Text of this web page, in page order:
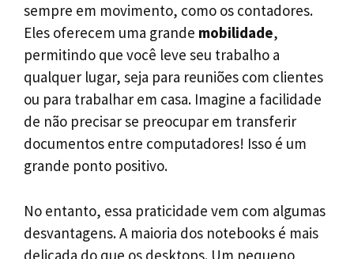
sempre em movimento, como os contadores.
Eles oferecem uma grande mobilidade,
permitindo que você leve seu trabalho a
qualquer lugar, seja para reuniões com clientes
ou para trabalhar em casa. Imagine a facilidade
de não precisar se preocupar em transferir
documentos entre computadores! Isso é um
grande ponto positivo.
No entanto, essa praticidade vem com algumas
desvantagens. A maioria dos notebooks é mais
delicada do que os desktops. Um pequeno